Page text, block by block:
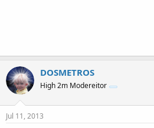
DOSMETROS
High 2m Modereitor
Jul 11, 2013